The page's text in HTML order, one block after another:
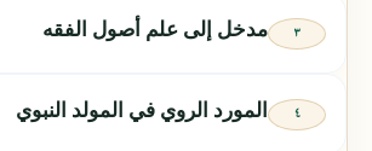
مدخل إلى علم أصول الفقه
المورد الروي في المولد النبوي